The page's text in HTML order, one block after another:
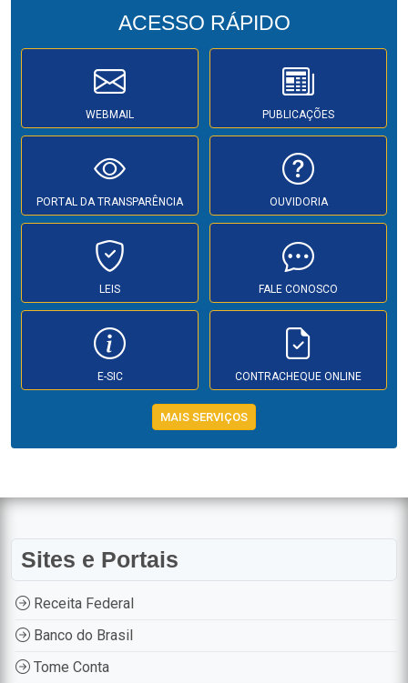
ACESSO RÁPIDO
WEBMAIL PUBLICAÇÕES
PORTAL DA TRANSPARÊNCIA OUVIDORIA
LEIS FALE CONOSCO
E-SIC CONTRACHEQUE ONLINE
MAIS SERVIÇOS
Sites e Portais
Receita Federal
Banco do Brasil
Tome Conta